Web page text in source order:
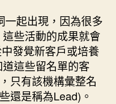
一起出現，因為很多
些活動的成果就會
發覺新客戶或培養
這些留名單的客
只有該機構彙整名
還是稱為Lead)。